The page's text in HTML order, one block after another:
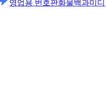
영업용 번호판화물백과미디